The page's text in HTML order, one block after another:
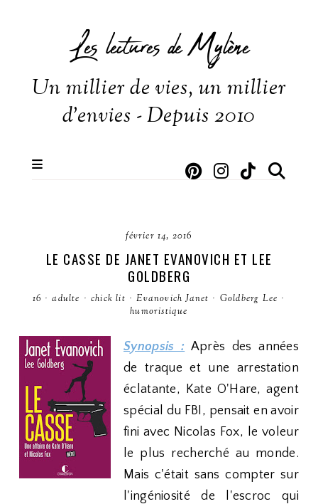
Les lectures de Mylène
Un millier de vies, un millier
d'envies - Depuis 2010
février 14, 2016
LE CASSE DE JANET EVANOVICH ET LEE
GOLDBERG
16 · adulte · chick lit · Evanovich Janet · Goldberg Lee ·
humoristique
Synopsis : Après des années
de traque et une arrestation
éclatante, Kate O'Hare, agent
spécial du FBI, pensait en avoir
fini avec Nicolas Fox, le voleur
le plus recherché au monde.
Mais c'était sans compter sur
l'ingéniosité de l'escroc qui